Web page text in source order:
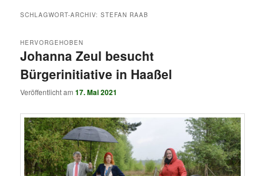
SCHLAGWORT-ARCHIV:STEFAN RAAB
Johanna Zeul besucht
Bürgerinitiative in Haaßel
HERVORGEHOBEN
Veröffentlicht am17. Mai 2021